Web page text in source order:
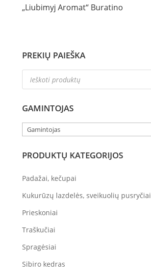
„Liubimyj Aromat“ Buratino
PREKIŲ PAIEŠKA
Products
search
GAMINTOJAS
PRODUKTŲ KATEGORIJOS
Padažai, kečupai
Kukurūzų lazdelės, sveikuolių pusryčiai
Prieskoniai
Traškučiai
Spragėsiai
Sibiro kedras